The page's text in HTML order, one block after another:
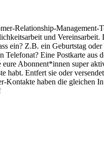
Relationship-Management-
und
ein? Z.B. ein Geburtstag
Telefonat? Eine Postkarte aus
Abonnent*innen super
Entfert sie oder
Kontakte haben die gleichen